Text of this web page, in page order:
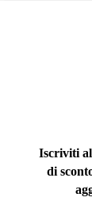
Iscriviti
di